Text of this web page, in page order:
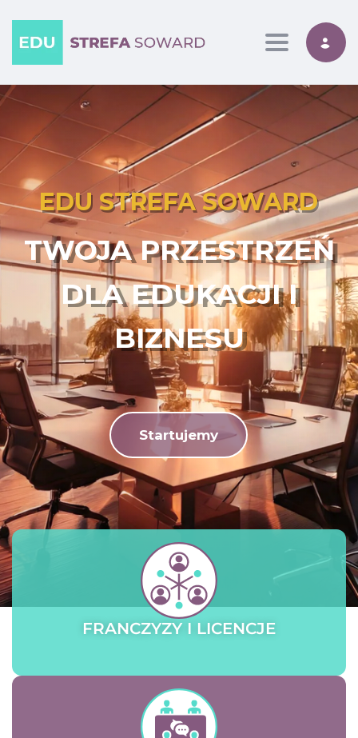
Toggle
TWOJA PRZESTRZEŃ
DLA EDUKACJI I
BIZNESU
EDU STREFA SOWARD
Startujemy
FRANCZYZY I LICENCJE